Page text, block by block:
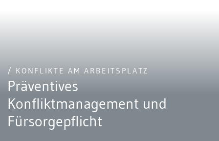
/ KONFLIKTE AM ARBEITSPLATZ
Präventives
Konfliktmanagement und
Fürsorgepflicht